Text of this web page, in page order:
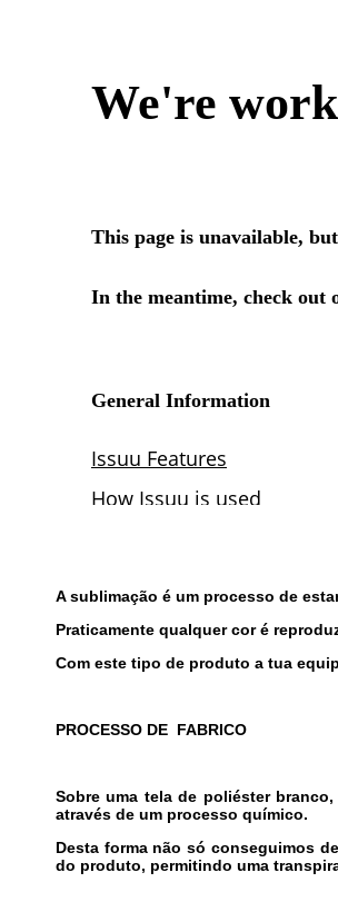
A sublimação é um processo de
Praticamente qualquer cor é
Com este tipo de produto a tua
PROCESSO DE FABRICO
Sobre uma tela de poliéster
através de um processo químico.
Desta forma não só conseguimos
do produto, permitindo uma